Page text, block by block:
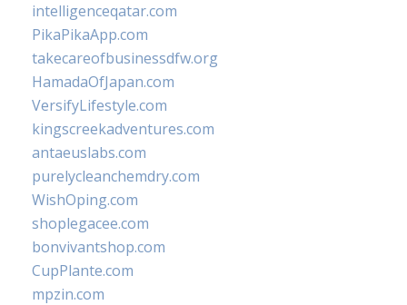
intelligenceqatar.com
PikaPikaApp.com
takecareofbusinessdfw.org
HamadaOfJapan.com
VersifyLifestyle.com
kingscreekadventures.com
antaeuslabs.com
purelycleanchemdry.com
WishOping.com
shoplegacee.com
bonvivantshop.com
CupPlante.com
mpzin.com